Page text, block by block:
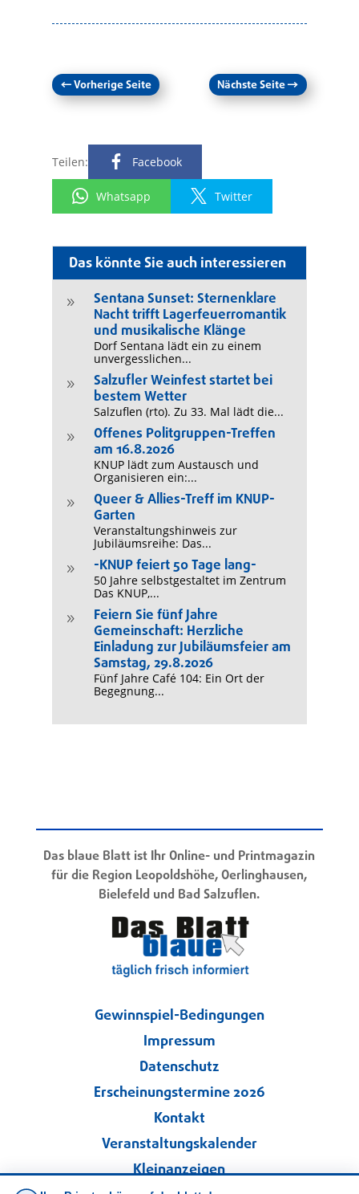
Das könnte Sie auch interessieren
9
Sentana Sunset: Sternenklare
Nacht trifft Lagerfeuerromantik
und musikalische Klänge
Dorf Sentana lädt ein zu einem
unvergesslichen...
9
Salzufler Weinfest startet bei
bestem Wetter
Salzuflen (rto). Zu 33. Mal lädt die...
9
Offenes Politgruppen-Treffen
am 16.8.2026
KNUP lädt zum Austausch und
Organisieren ein:...
9
Queer & Allies-Treff im KNUP-
Garten
Veranstaltungshinweis zur
Jubiläumsreihe: Das...
9 -KNUP feiert 50 Tage lang-
50 Jahre selbstgestaltet im Zentrum
Das KNUP,...
9
Feiern Sie fünf Jahre
Gemeinschaft: Herzliche
Einladung zur Jubiläumsfeier am
Samstag, 29.8.2026
Fünf Jahre Café 104: Ein Ort der
Begegnung...
←Vorherige Seite Nächste Seite→
Teilen: Facebook
Whatsapp Twitter
Das blaue Blatt ist Ihr Online- und Printmagazin
für die Region Leopoldshöhe, Oerlinghausen,
Bielefeld und Bad Salzuflen.
Gewinnspiel-Bedingungen
Impressum
Datenschutz
Erscheinungstermine 2026
Kontakt
Veranstaltungskalender
Kleinanzeigen